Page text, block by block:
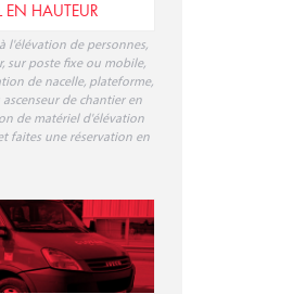
EN HAUTEUR
l'élévation de personnes,
sur poste fixe ou mobile,
de nacelle, plateforme,
de chantier en
de matériel d'élévation
faites une réservation en